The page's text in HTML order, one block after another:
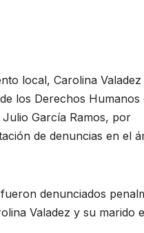
local, Carolina
los Derechos Humanos
García Ramos, por
de denuncias en el
denunciados
Valadez y su marido